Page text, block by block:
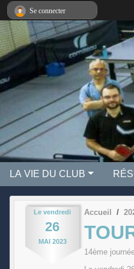
LA VIE DU CLUB
Le vendredi
26
MAI 2023
Accueil
14ème
Se connecter
Panneau de gestion des cookies